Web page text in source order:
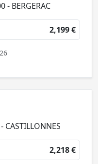
- BERGERAC
2,199 €
CASTILLONNES
2,218 €